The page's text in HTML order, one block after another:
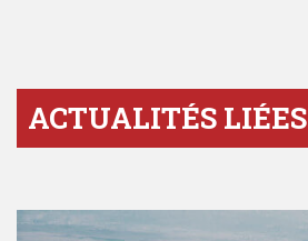
ACTUALITÉS LIÉES